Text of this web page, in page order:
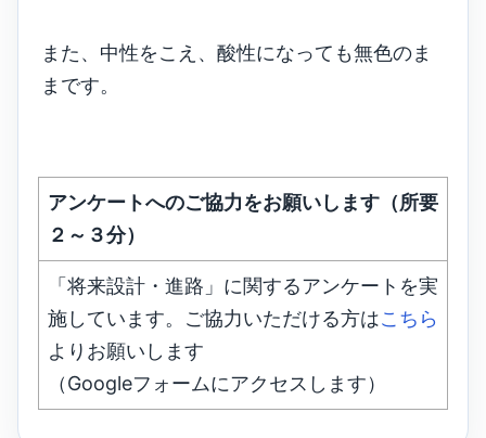
また、中性をこえ、酸性になっても無色のま
まです。
アンケートへのご協力をお願いします（所要
２～３分）
「将来設計・進路」に関するアンケートを実
施しています。ご協力いただける方はこちら
よりお願いします
（Googleフォームにアクセスします）